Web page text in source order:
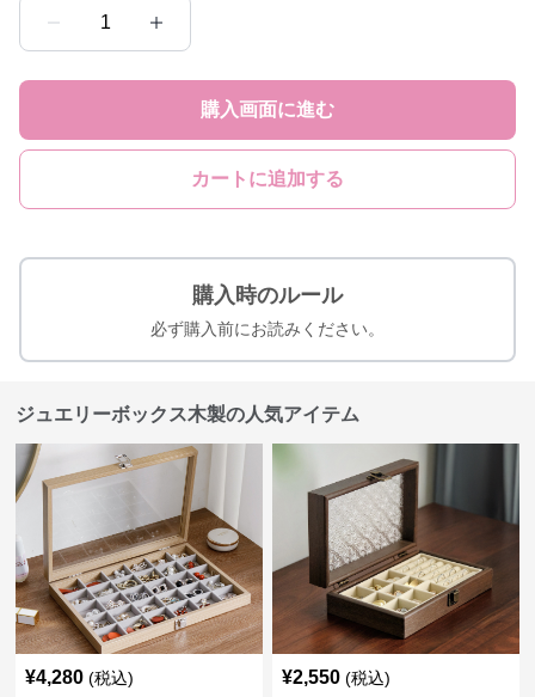
1
購入画面に進む
カートに追加する
購入時のルール
必ず購入前にお読みください。
ジュエリーボックス木製の人気アイテム
¥4,280 (税込) ¥2,550 (税込)